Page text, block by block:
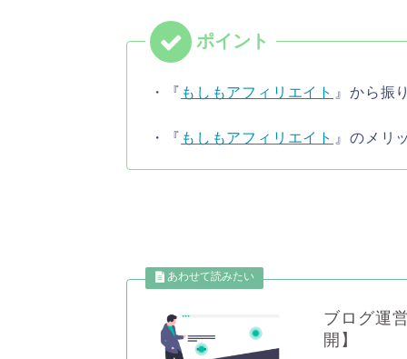
・『 もしもアフィリエイト 』から振
・『 もしもアフィリエイト 』のメリ
ブログ運
開】